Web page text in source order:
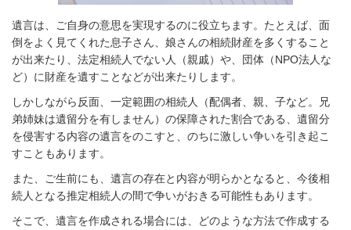
遺言は、ご自身の意思を実現するのに役立ちます。たとえば、面
倒をよく見てくれた息子さん、娘さんの相続財産を多くすること
が出来たり、法定相続人でない人（親戚）や、団体（NPO法人な
ど）に財産を遺すことなどが出来たりします。
しかしながら反面、一定範囲の相続人（配偶者、親、子など。兄
弟姉妹は遺留分を有しません）の保障された割合である、遺留分
を侵害する内容の遺言をのこすと、のちに激しい争いを引き起こ
すこともあります。
また、ご生前にも、遺言の存在と内容が明らかとなると、今後相
続人となる推定相続人の間で争いがおきる可能性もあります。
そこで、遺言を作成される場合には、どのような方法で作成する